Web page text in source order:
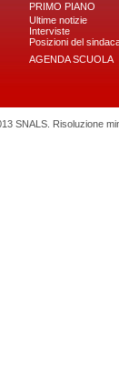
PRIMO PIANO
Ultime notizie
Interviste
Posizioni del
AGENDA SCUOLA
SNALS. Risoluzione